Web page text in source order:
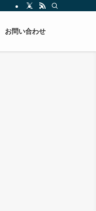
お問い合わせ